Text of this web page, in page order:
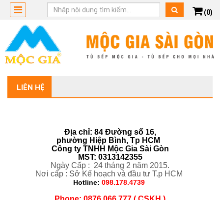
(0)
LIÊN HỆ
Địa chỉ: 84 Đường số 16,
phường Hiệp Bình, Tp HCM
Công ty TNHH Mộc Gia Sài Gòn
MST: 0313142355
Ngày Cấp : 24 tháng 2 năm 2015.
Nơi cấp : Sở Kế hoạch và đầu tư T.p HCM
Hotline: 098.178.4739